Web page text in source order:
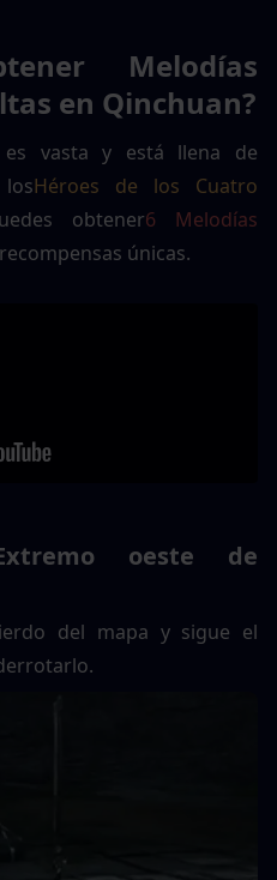
Melodías
en Qinchuan?
vasta y está llena de
Héroes de los Cuatro
obtener6 Melodías
únicas.
oeste de
del mapa y sigue el